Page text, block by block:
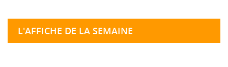
L'AFFICHE DE LA SEMAINE